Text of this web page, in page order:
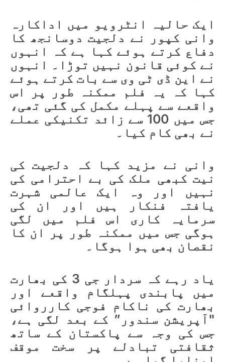
ایک حالیہ انٹرویو میں اداکارہ
وانی کپور نے دلجیت دوسانجھ کا
دفاع کرتے ہوئے کہا ہے کہ انہوں
نے کوئی قانون نہیں توڑا۔ انہوں
نے این ڈی ٹی وی سے بات کرتے ہوئے
کہا کہ یہ فلم ممکنہ طور پر اس
واقعے سے پہلے مکمل کی گئی تھی،
جس میں 100 سے زائد تکنیکی عملے
نے بھی کام کیا۔
وانی نے مزید کہا کہ دلجیت کی
نیت کبھی ملک کی بے احترامی کی
نہیں اور وہ ایک عالمی شہرت
یافتہ فنکار ہیں اور ان کی
سرمایہ کاری اس فلم میں لگی
ہوگی جس میں ممکنہ طور پر ان کا
نقصان بھی ہوا ہوگا۔
یاد رہے کہ سردار جی 3 کی بھارت
میں پابندی پہلگام واقعے اور
بھارت کی ناکام فوجی کارروائی
"آپریشن سندور” کے بعد لگی ہے،
جس کی وجہ سے پاکستان کے ساتھ
ثقافتی تبادلے پر سخت موقف